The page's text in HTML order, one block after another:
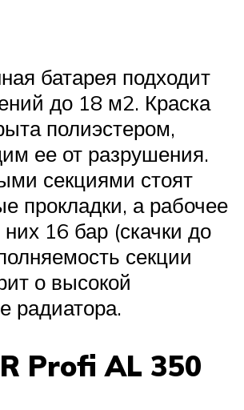
батарея подходит
до 18 м2. Краска
полиэстером,
ее от разрушения.
секциями стоят
прокладки, а рабочее
16 бар (скачки до
секции
о высокой
радиатора.
Profi AL 350